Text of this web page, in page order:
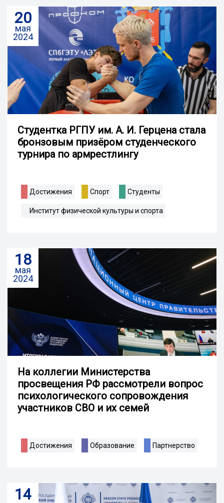
20
мая
2024
Студентка РГПУ им. А. И. Герцена стала
бронзовым призёром студенческого
турнира по армрестлингу
Достижения Спорт Студенты
Институт физической культуры и спорта
18
мая
2024
На коллегии Министерства
просвещения РФ рассмотрели вопрос
психологического сопровождения
участников СВО и их семей
Достижения Образование Партнерство
14